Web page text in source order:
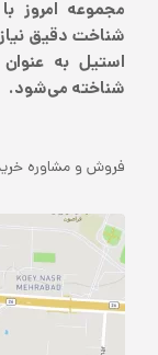
مجموعه امروز
شناخت دقیق
استیل به
شناخته می‌شود.
فروش و مشاوره